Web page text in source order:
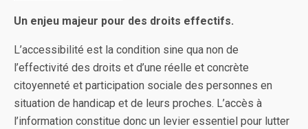
Un enjeu majeur pour des droits effectifs.
L’accessibilité est la condition sine qua non de
l’effectivité des droits et d’une réelle et concrète
citoyenneté et participation sociale des personnes en
situation de handicap et de leurs proches. L’accès à
l’information constitue donc un levier essentiel pour lutter